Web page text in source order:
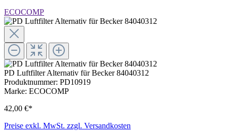
ECOCOMP
PD Luftfilter Alternativ für Becker 84040312
Produktnummer: PD10919
Marke: ECOCOMP
42,00 €*
Preise exkl. MwSt. zzgl. Versandkosten